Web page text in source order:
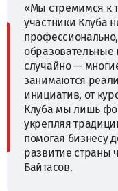
«Мы стремимся к
участники Клуба
образовательные
случайно —
занимаются
инициатив, от
Клуба мы лишь
укрепляя
помогая бизнесу
развитие страны
Байтасов.